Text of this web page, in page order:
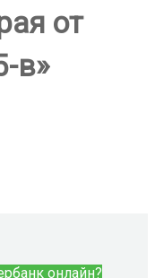
от
в»
онлайн?